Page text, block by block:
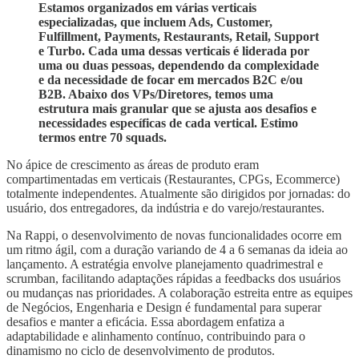
Estamos organizados em várias verticais
especializadas, que incluem Ads, Customer,
Fulfillment, Payments, Restaurants, Retail, Support
e Turbo. Cada uma dessas verticais é liderada por
uma ou duas pessoas, dependendo da complexidade
e da necessidade de focar em mercados B2C e/ou
B2B. Abaixo dos VPs/Diretores, temos uma
estrutura mais granular que se ajusta aos desafios e
necessidades específicas de cada vertical. Estimo
termos entre 70 squads.
No ápice de crescimento as áreas de produto eram
compartimentadas em verticais (Restaurantes, CPGs, Ecommerce)
totalmente independentes. Atualmente são dirigidos por jornadas: do
usuário, dos entregadores, da indústria e do varejo/restaurantes.
Na Rappi, o desenvolvimento de novas funcionalidades ocorre em
um ritmo ágil, com a duração variando de 4 a 6 semanas da ideia ao
lançamento. A estratégia envolve planejamento quadrimestral e
scrumban, facilitando adaptações rápidas a feedbacks dos usuários
ou mudanças nas prioridades. A colaboração estreita entre as equipes
de Negócios, Engenharia e Design é fundamental para superar
desafios e manter a eficácia. Essa abordagem enfatiza a
adaptabilidade e alinhamento contínuo, contribuindo para o
dinamismo no ciclo de desenvolvimento de produtos.